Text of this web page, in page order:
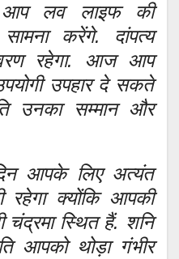
आप लव लाइफ की
करेंगे. दांपत्य
रहेगा. आज आप
उपहार दे सकते
उनका सम्मान और
आपके लिए अत्यंत
रहेगा क्योंकि आपकी
चंद्रमा स्थित हैं. शनि
आपको थोड़ा गंभीर